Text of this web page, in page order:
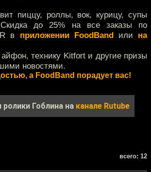
пиццу, роллы, вок, курицу, супы
Скидка до 25% на все заказы по
в приложении FoodBandили на
технику Kitfort и другие призы
новостями.
а FoodBand порадует вас!
Гоблина на канале Rutube
всего: 12